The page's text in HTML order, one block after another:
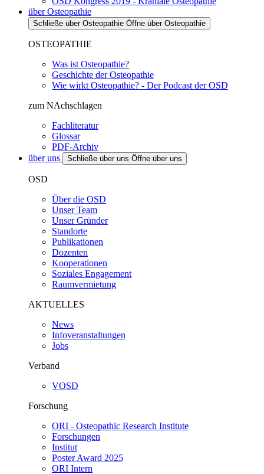
über Osteopathie
Schließe über Osteopathie Öffne über Osteopathie
OSTEOPATHIE
Was ist Osteopathie?
Geschichte der Osteopathie
Wie wirkt Osteopathie? - Der Podcast der OSD
zum NAchschlagen
Fachliteratur
Glossar
PDF-Archiv
über uns
Schließe über uns Öffne über uns
OSD
Über die OSD
Unser Team
Unser Gründer
Standorte
Publikationen
Dozenten
Kooperationen
Soziales Engagement
Raumvermietung
AKTUELLES
News
Infoveranstaltungen
Jobs
Verband
VOSD
Forschung
ORI - Osteopathic Research Institute
Forschungen
Institut
Poster Award 2025
ORI Intern